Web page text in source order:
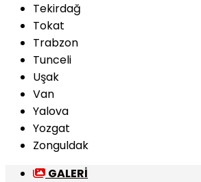
Tekirdağ
Tokat
Trabzon
Tunceli
Uşak
Van
Yalova
Yozgat
Zonguldak
GALERİ